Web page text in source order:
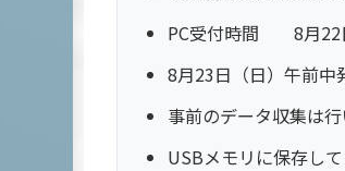
PC受付時間 8月22
8月23日（日）午前中
事前のデータ収集は
USBメモリに保存して